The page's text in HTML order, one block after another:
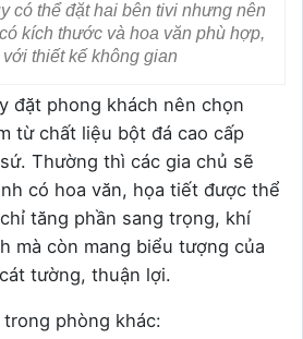
có thể đặt hai bên tivi nhưng nên
kích thước và hoa văn phù hợp,
thiết kế không gian
đặt phong khách nên chọn
từ chất liệu bột đá cao cấp
Thường thì các gia chủ sẽ
có hoa văn, họa tiết được thể
tăng phần sang trọng, khí
mà còn mang biểu tượng của
tường, thuận lợi.
phòng khác: